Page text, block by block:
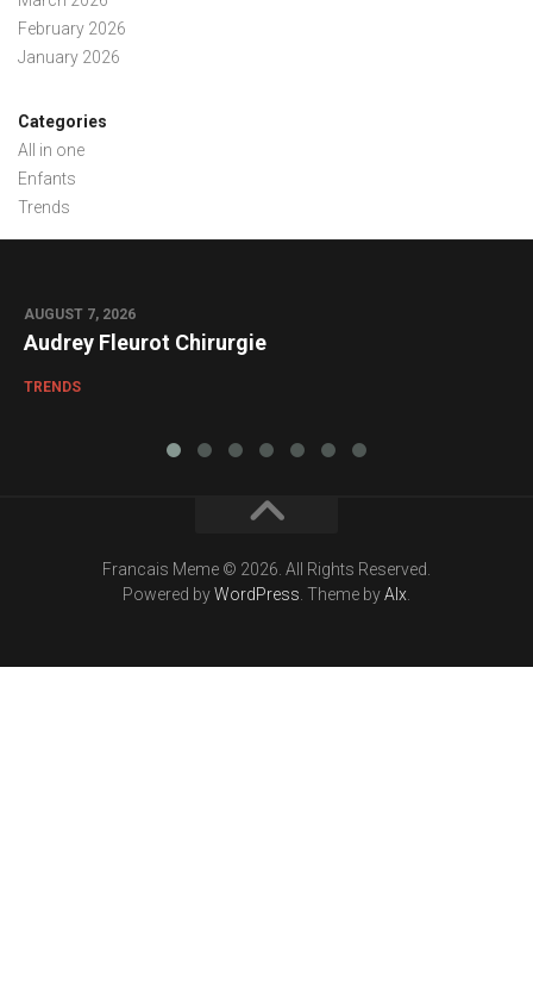
February 2026
January 2026
Categories
All in one
Enfants
Trends
AUGUST 7, 2026
Audrey Fleurot Chirurgie
TRENDS
Francais Meme © 2026. All Rights Reserved.
Powered byWordPress . Theme byAlx